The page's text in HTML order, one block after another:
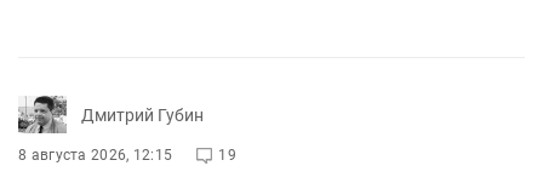
Дмитрий Губин
8 августа 2026, 12:15 19